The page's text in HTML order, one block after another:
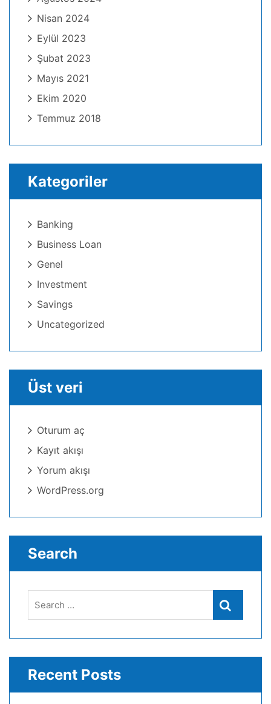
Nisan 2024
Eylül 2023
Şubat 2023
Mayıs 2021
Ekim 2020
Temmuz 2018
Kategoriler
Banking
Business Loan
Genel
Investment
Savings
Uncategorized
Üst veri
Oturum aç
Kayıt akışı
Yorum akışı
WordPress.org
Search
Search
Recent Posts